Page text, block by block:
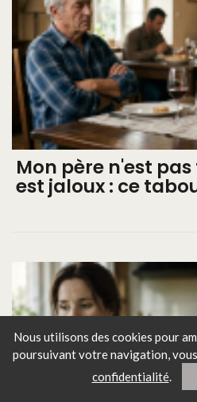
Nous utilisons des cookies pour
poursuivant votre navigation, vous
confidentialité.
Mon père n'est
est jaloux : ce